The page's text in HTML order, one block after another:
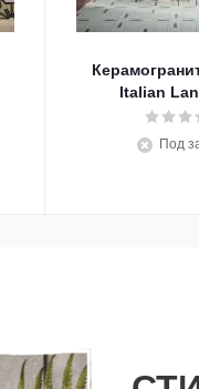
Italian
Под